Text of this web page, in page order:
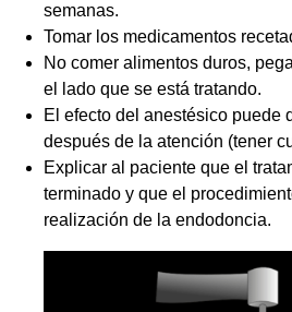
semanas.
Tomar los medicamentos
No comer alimentos duros,
el lado que se está tratando.
El efecto del anestésico puede
después de la atención (tener
Explicar al paciente que el
terminado y que el
realización de la endodoncia.